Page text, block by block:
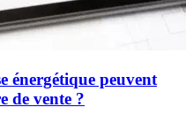
énergétique peuvent
de vente ?